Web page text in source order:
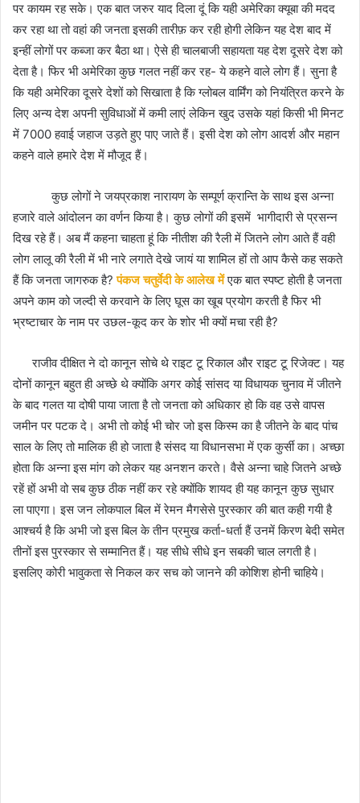
पर कायम रह सके। एक बात जरुर याद दिला दूं कि यही अमेरिका क्यूबा की मदद
कर रहा था तो वहां की जनता इसकी तारीफ़ कर रही होगी लेकिन यह देश बाद में
इन्हीं लोगों पर कब्जा कर बैठा था। ऐसे ही चालबाजी सहायता यह देश दूसरे देश को
देता है। फिर भी अमेरिका कुछ गलत नहीं कर रह- ये कहने वाले लोग हैं। सुना है
कि यही अमेरिका दूसरे देशों को सिखाता है कि ग्लोबल वार्मिंग को नियंत्रित करने के
लिए अन्य देश अपनी सुविधाओं में कमी लाएं लेकिन खुद उसके यहां किसी भी मिनट
में 7000 हवाई जहाज उड़ते हुए पाए जाते हैं। इसी देश को लोग आदर्श और महान
कहने वाले हमारे देश में मौजूद हैं।
कुछ लोगों ने जयप्रकाश नारायण के सम्पूर्ण क्रान्ति के साथ इस अन्ना
हजारे वाले आंदोलन का वर्णन किया है। कुछ लोगों की इसमें भागीदारी से प्रसन्न
दिख रहे हैं। अब मैं कहना चाहता हूं कि नीतीश की रैली में जितने लोग आते हैं वही
लोग लालू की रैली में भी नारे लगाते देखे जायं या शामिल हों तो आप कैसे कह सकते
हैं कि जनता जागरुक है?पंकज चतुर्वेदी के आलेख मेंएक बात स्पष्ट होती है जनता
अपने काम को जल्दी से करवाने के लिए घूस का खूब प्रयोग करती है फिर भी
भ्रष्टाचार के नाम पर उछल-कूद कर के शोर भी क्यों मचा रही है?
राजीव दीक्षित ने दो कानून सोचे थे राइट टू रिकाल और राइट टू रिजेक्ट। यह
दोनों कानून बहुत ही अच्छे थे क्योंकि अगर कोई सांसद या विधायक चुनाव में जीतने
के बाद गलत या दोषी पाया जाता है तो जनता को अधिकार हो कि वह उसे वापस
जमीन पर पटक दे। अभी तो कोई भी चोर जो इस किस्म का है जीतने के बाद पांच
साल के लिए तो मालिक ही हो जाता है संसद या विधानसभा में एक कुर्सी का। अच्छा
होता कि अन्ना इस मांग को लेकर यह अनशन करते। वैसे अन्ना चाहे जितने अच्छे
रहें हों अभी वो सब कुछ ठीक नहीं कर रहे क्योंकि शायद ही यह कानून कुछ सुधार
ला पाएगा। इस जन लोकपाल बिल में रेमन मैगसेसे पुरस्कार की बात कही गयी है
आश्चर्य है कि अभी जो इस बिल के तीन प्रमुख कर्ता-धर्ता हैं उनमें किरण बेदी समेत
तीनों इस पुरस्कार से सम्मानित हैं। यह सीधे सीधे इन सबकी चाल लगती है।
इसलिए कोरी भावुकता से निकल कर सच को जानने की कोशिश होनी चाहिये।